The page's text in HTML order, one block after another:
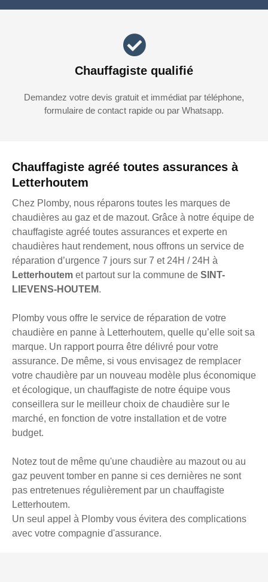
Chauffagiste agréé toutes assurances à
Letterhoutem
Chez Plomby, nous réparons toutes les marques de
chaudières au gaz et de mazout. Grâce à notre équipe de
chauffagiste agréé toutes assurances et experte en
chaudières haut rendement, nous offrons un service de
réparation d’urgence 7 jours sur 7 et 24H / 24H à
Letterhoutem et partout sur la commune de SINT-
LIEVENS-HOUTEM.
Plomby vous offre le service de réparation de votre
chaudière en panne à Letterhoutem, quelle qu’elle soit sa
marque. Un rapport pourra être délivré pour votre
assurance. De même, si vous envisagez de remplacer
votre chaudière par un nouveau modèle plus économique
et écologique, un chauffagiste de notre équipe vous
conseillera sur le meilleur choix de chaudière sur le
marché, en fonction de votre installation et de votre
budget.
Notez tout de même qu'une chaudière au mazout ou au
gaz peuvent tomber en panne si ces dernières ne sont
pas entretenues régulièrement par un chauffagiste
Letterhoutem.
Un seul appel à Plomby vous évitera des complications
avec votre compagnie d'assurance.
Chauffagiste qualifié
Demandez votre devis gratuit et immédiat par téléphone,
formulaire de contact rapide ou par Whatsapp.